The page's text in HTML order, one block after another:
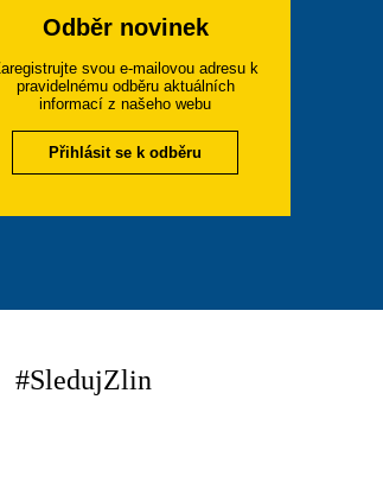
Odběr novinek
svou e-mailovou adresu k
pravidelnému odběru aktuálních
informací z našeho webu
Přihlásit se k odběru
#SledujZlin